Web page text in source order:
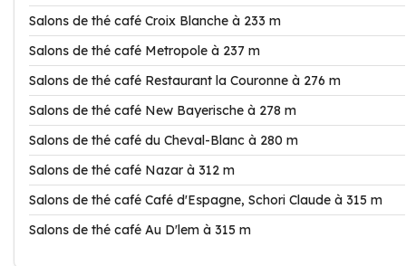
Salons de thé café Croix Blanche à 233 m
Salons de thé café Metropole à 237 m
Salons de thé café Restaurant la Couronne à 276 m
Salons de thé café New Bayerische à 278 m
Salons de thé café du Cheval-Blanc à 280 m
Salons de thé café Nazar à 312 m
Salons de thé café Café d'Espagne, Schori Claude à 315 m
Salons de thé café Au D'lem à 315 m